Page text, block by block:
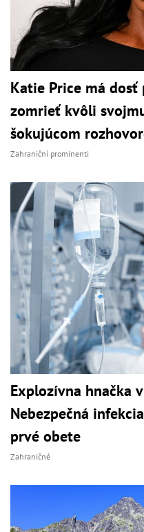
Katie Price má dosť
zomrieť kvôli
šokujúcom
Zahraniční prominenti
Explozívna hnačka
Nebezpečná
prvé obete
Zahraničné